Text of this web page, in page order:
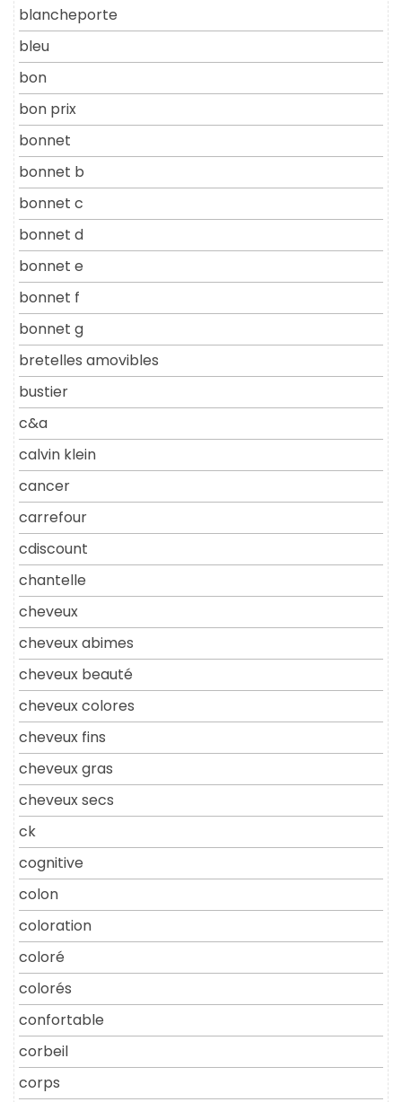
blancheporte
bleu
bon
bon prix
bonnet
bonnet b
bonnet c
bonnet d
bonnet e
bonnet f
bonnet g
bretelles amovibles
bustier
c&a
calvin klein
cancer
carrefour
cdiscount
chantelle
cheveux
cheveux abimes
cheveux beauté
cheveux colores
cheveux fins
cheveux gras
cheveux secs
ck
cognitive
colon
coloration
coloré
colorés
confortable
corbeil
corps